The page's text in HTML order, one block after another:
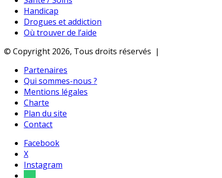
Handicap
Drogues et addiction
Où trouver de l’aide
© Copyright 2026, Tous droits réservés |
Partenaires
Qui sommes-nous ?
Mentions légales
Charte
Plan du site
Contact
Facebook
X
Instagram